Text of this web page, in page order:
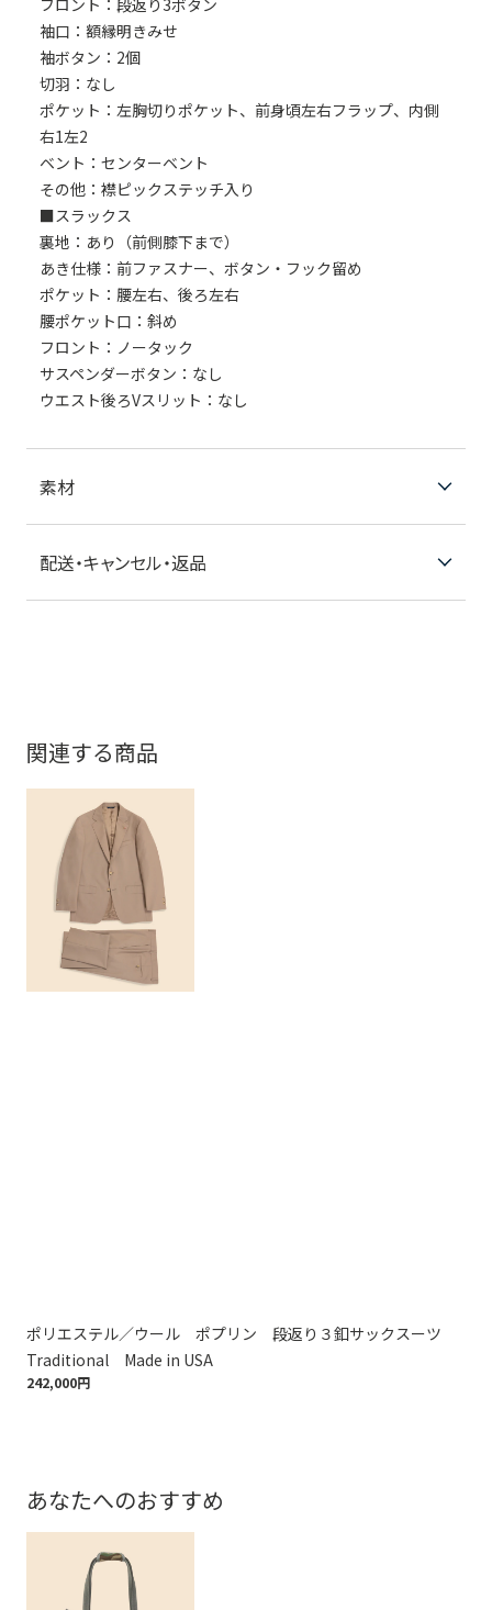
フロント：段返り3ボタン
袖口：額縁明きみせ
袖ボタン：2個
切羽：なし
ポケット：左胸切りポケット、前身頃左右フラップ、内側
右1左2
ベント：センターベント
その他：襟ピックステッチ入り
■スラックス
裏地：あり（前側膝下まで）
あき仕様：前ファスナー、ボタン・フック留め
ポケット：腰左右、後ろ左右
腰ポケット口：斜め
フロント：ノータック
サスペンダーボタン：なし
ウエスト後ろVスリット：なし
素材
配送・キャンセル・返品
関連する商品
ポリエステル／ウール ポプリン 段返り３釦サックスーツ
Traditional Made in USA
242,000円
あなたへのおすすめ